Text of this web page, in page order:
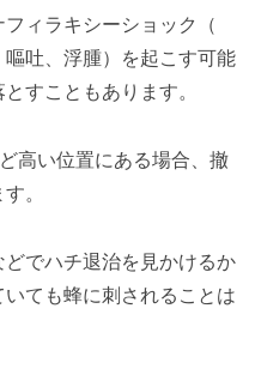
ィラキシーショック（
吐、浮腫）を起こす可能
すこともあります。
高い位置にある場合、撤
。
でハチ退治を見かけるか
ても蜂に刺されることは